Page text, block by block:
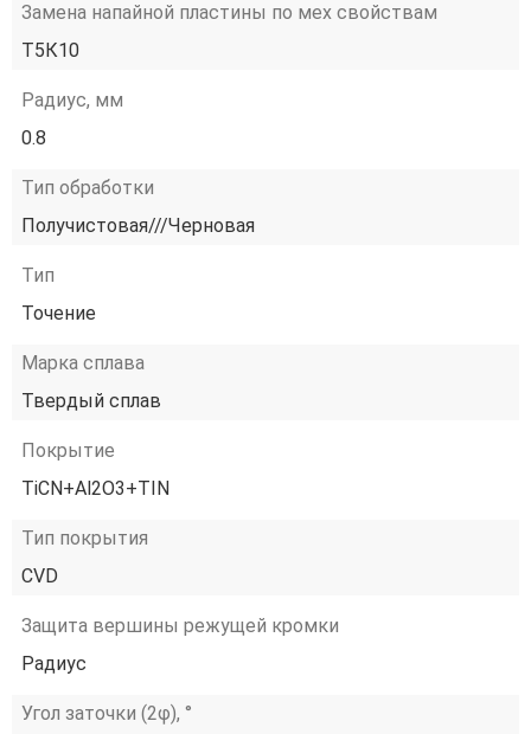
Замена напайной пластины по мех свойствам
Т5К10
Радиус, мм
0.8
Тип обработки
Получистовая///Черновая
Тип
Точение
Марка сплава
Твердый сплав
Покрытие
TiCN+Al2O3+TIN
Тип покрытия
CVD
Защита вершины режущей кромки
Радиус
Угол заточки (2φ), °